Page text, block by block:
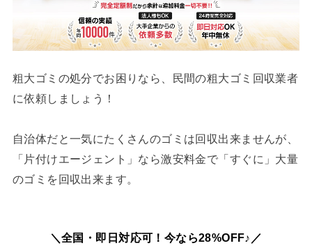
粗大ゴミの処分でお困りなら、民間の粗大ゴミ回収業者
に依頼しましょう！
自治体だと一気にたくさんのゴミは回収出来ませんが、
「片付けエージェント」なら激安料金で「すぐに」大量
のゴミを回収出来ます。
＼全国・即日対応可！今なら28%OFF♪／